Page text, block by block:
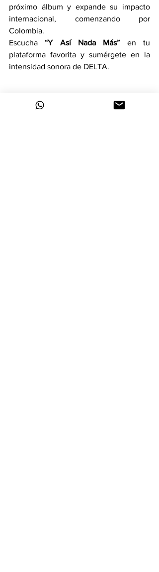
próximo álbum y expande su impacto
internacional, comenzando por
Colombia.
Escucha “Y Así Nada Más” en tu
plataforma favorita y sumérgete en la
intensidad sonora de DELTA.
música
nuevo sencillo
libertad
Armando Steiner